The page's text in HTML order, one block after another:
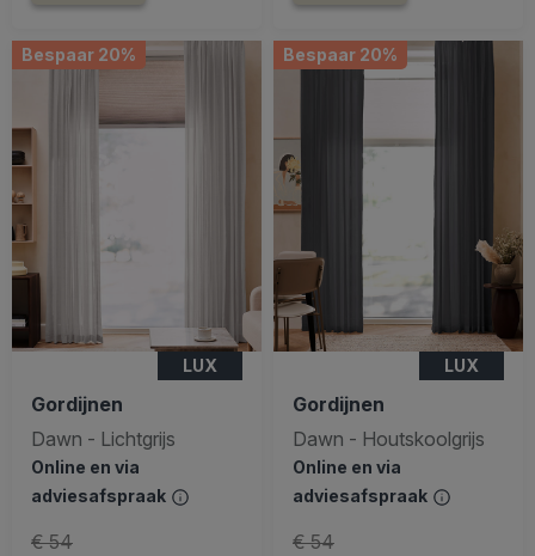
Bespaar 20%
LUX
Gordijnen
Dawn - Lichtgrijs
Online en via
adviesafspraak
€ 54
Bespaar 20%
LUX
Gordijnen
Dawn - Houtskoolgrijs
Online en via
adviesafspraak
€ 54